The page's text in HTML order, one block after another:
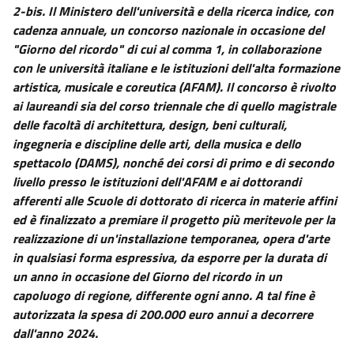
2-bis. Il Ministero dell'università e della ricerca indice, con
cadenza annuale, un concorso nazionale in occasione del
"Giorno del ricordo" di cui al comma 1, in collaborazione
con le università italiane e le istituzioni dell'alta formazione
artistica, musicale e coreutica (AFAM). Il concorso è rivolto
ai laureandi sia del corso triennale che di quello magistrale
delle facoltà di architettura, design, beni culturali,
ingegneria e discipline delle arti, della musica e dello
spettacolo (DAMS), nonché dei corsi di primo e di secondo
livello presso le istituzioni dell'AFAM e ai dottorandi
afferenti alle Scuole di dottorato di ricerca in materie affini
ed è finalizzato a premiare il progetto più meritevole per la
realizzazione di un'installazione temporanea, opera d'arte
in qualsiasi forma espressiva, da esporre per la durata di
un anno in occasione del Giorno del ricordo in un
capoluogo di regione, differente ogni anno. A tal fine è
autorizzata la spesa di 200.000 euro annui a decorrere
dall'anno 2024.